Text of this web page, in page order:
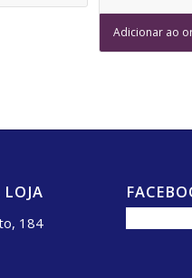
Adicionar ao
184